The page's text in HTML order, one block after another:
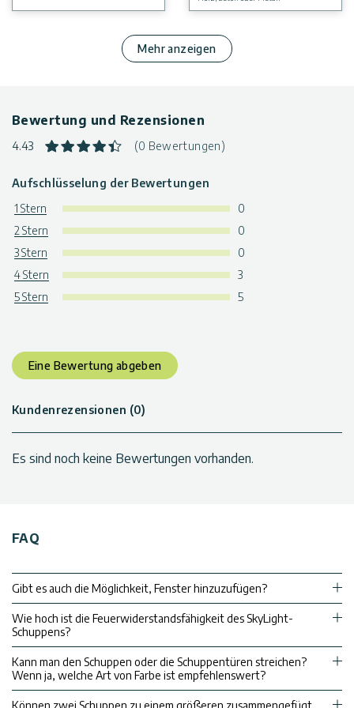
Mehr anzeigen
Bewertung und Rezensionen
4.43 (0 Bewertungen)
Aufschlüsselung der Bewertungen
1 Stern
0
2 Stern
0
3 Stern
0
4 Stern
3
5 Stern
5
Eine Bewertung abgeben
Kundenrezensionen (0)
Es sind noch keine Bewertungen vorhanden.
FAQ
Gibt es auch die Möglichkeit, Fenster hinzuzufügen?
Wie hoch ist die Feuerwiderstandsfähigkeit des SkyLight-
Schuppens?
Kann man den Schuppen oder die Schuppentüren streichen?
Wenn ja, welche Art von Farbe ist empfehlenswert?